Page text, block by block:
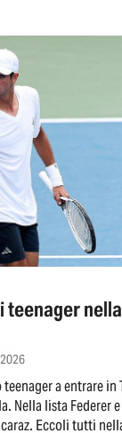
teenager
2026
a entrare in
Nella lista Federer
Eccoli tutti